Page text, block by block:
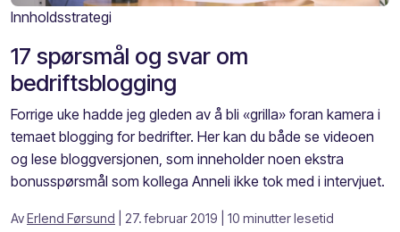
Innholdsstrategi
17 spørsmål og svar om
bedriftsblogging
Forrige uke hadde jeg gleden av å bli «grilla» foran kamera i
temaet blogging for bedrifter. Her kan du både se videoen
og lese bloggversjonen, som inneholder noen ekstra
bonusspørsmål som kollega Anneli ikke tok med i intervjuet.
AvErlend Førsund | 27. februar 2019 | 10 minutter lesetid